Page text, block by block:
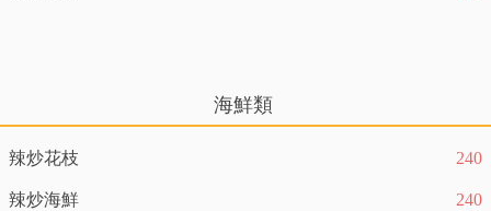
海鮮類
辣炒花枝 240
辣炒海鮮 240